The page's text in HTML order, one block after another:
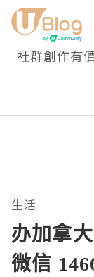
社群創作有
生活
办加拿
微信